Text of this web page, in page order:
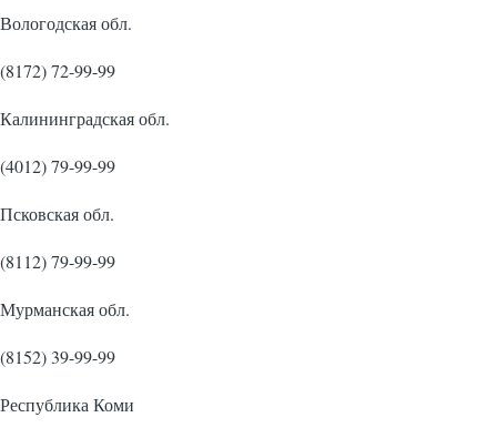
Вологодская обл.
(8172) 72-99-99
Калининградская обл.
(4012) 79-99-99
Псковская обл.
(8112) 79-99-99
Мурманская обл.
(8152) 39-99-99
Республика Коми